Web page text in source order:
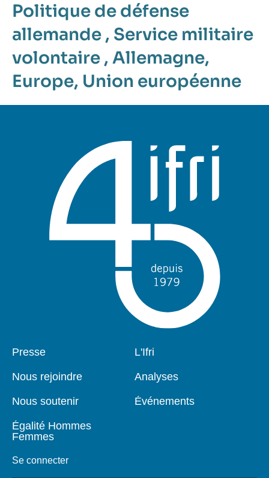
Politique de défense
allemande , Service militaire
volontaire , Allemagne,
Europe, Union européenne
Pied
Presse
Nous rejoindre
Nous soutenir
Égalité Hommes
Femmes
Se connecter
Navigation
L'Ifri
Analyses
Événements